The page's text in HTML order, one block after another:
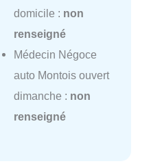
domicile : non
renseigné
Médecin Négoce
auto Montois ouvert
dimanche : non
renseigné